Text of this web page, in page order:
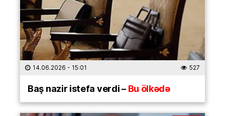
14.06.2026 - 15:01 527
Baş nazir istefa verdi –Bu ölkədə